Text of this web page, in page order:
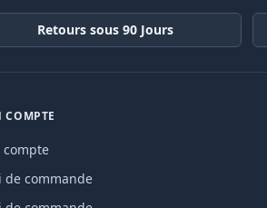
Retours sous 90 Jours
COMPTE
compte
de commande